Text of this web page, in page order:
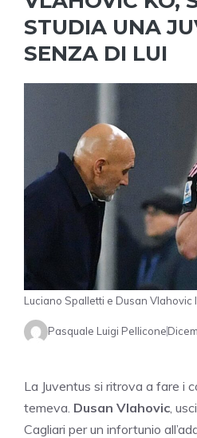
STUDIA UNA
SENZA DI LUI
Luciano Spalletti e Dusan Vlahovic
Pasquale Luigi Pellicone
La Juventus si ritrova a fare i
temeva. Dusan Vlahovic ,
Cagliari per un infortunio